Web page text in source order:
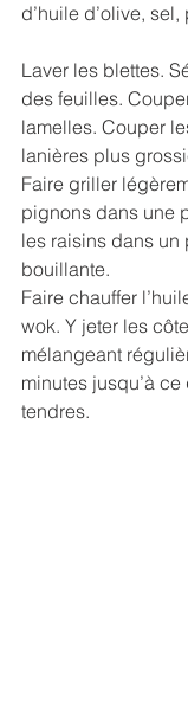
d’huile d’olive, sel,
Laver les blettes.
des feuilles.
lamelles. Couper
lanières plus
Faire griller
pignons dans une
les raisins dans un
bouillante.
Faire chauffer
wok. Y jeter les
mélangeant
minutes jusqu’à ce
tendres.